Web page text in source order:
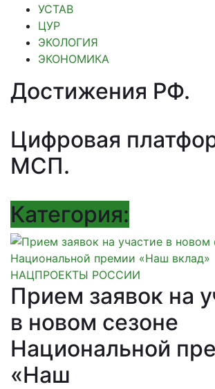
УСТАВ
ЦУР
ЭКОЛОГИЯ
ЭКОНОМИКА
Достижения РФ.
Цифровая
МСП.
Категория:
НАЦПРОЕКТЫ РОССИИ
Прием заявок на
в новом сезоне
Национальной
«Наш